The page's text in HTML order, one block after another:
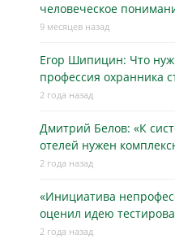
человеческое
9 месяцев назад
Егор Шипицин: Что
профессия охранника
2 года назад
Дмитрий Белов: «К
отелей нужен
2 года назад
«Инициатива
оценил идею
2 года назад